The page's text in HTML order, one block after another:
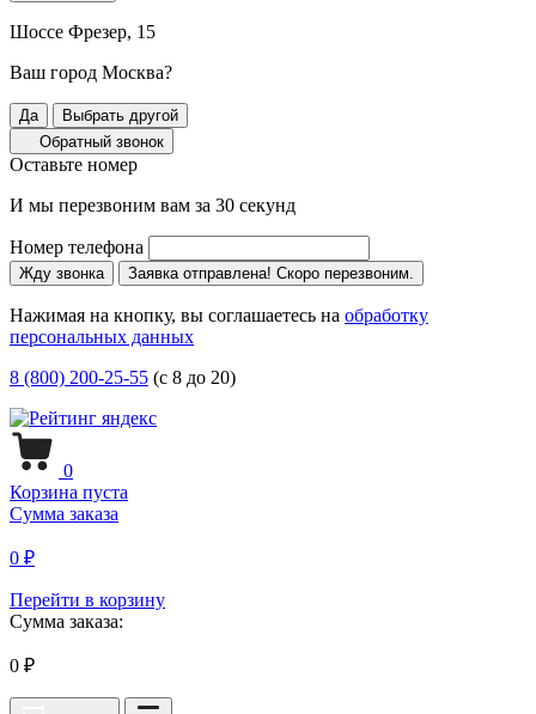
Шоссе Фрезер, 15
Ваш город Москва?
Да
Выбрать другой
Обратный звонок
Оставьте номер
И мы перезвоним вам за 30 секунд
Номер телефона
Жду звонка Заявка отправлена! Скоро перезвоним.
Нажимая на кнопку, вы соглашаетесь на обработку
персональных данных
8 (800) 200-25-55 (с 8 до 20)
0
Корзина пуста
Сумма заказа
0 ₽
Перейти в корзину
Сумма заказа:
0 ₽